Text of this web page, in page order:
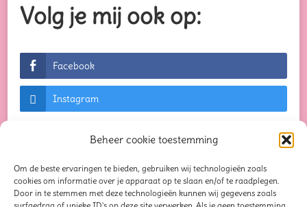
Beheer cookie toestemming
Om de beste ervaringen te bieden, gebruiken wij technologieën zoals
cookies om informatie over je apparaat op te slaan en/of te raadplegen.
Door in te stemmen met deze technologieën kunnen wij gegevens zoals
Volg je mij ook op:
Facebook
Instagram
© Auteursrechten 2026Creaties waar je blij van
wordt.... Alle rechten voorbehouden. Chic Lite |